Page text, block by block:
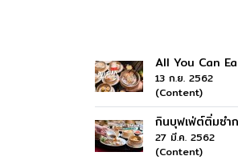
All You Can
13 ก.ย. 2562
(Content)
กินบุฟเฟ่ต์ติ่มซำ
27 มี.ค. 2562
(Content)